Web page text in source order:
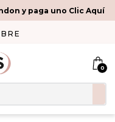
y paga uno Clic Aquí
0